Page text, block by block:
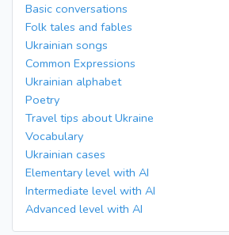
Basic conversations
Folk tales and fables
Ukrainian songs
Common Expressions
Ukrainian alphabet
Poetry
Travel tips about Ukraine
Vocabulary
Ukrainian cases
Elementary level with AI
Intermediate level with AI
Advanced level with AI